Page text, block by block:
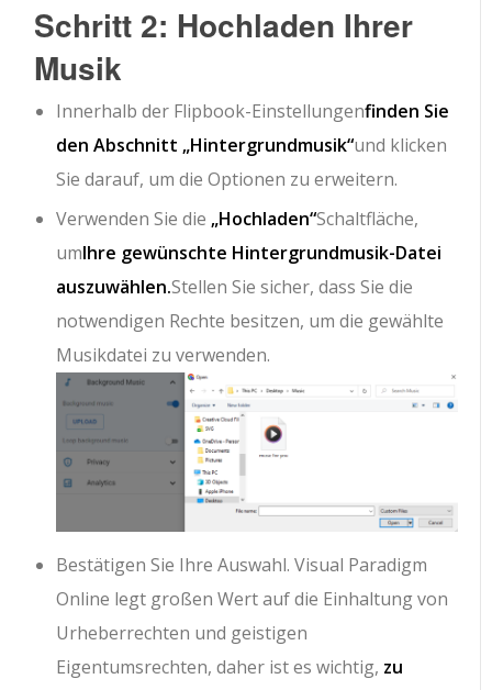
Schritt 2: Hochladen Ihrer
Musik
Innerhalb der Flipbook-Einstellungenfinden Sie
den Abschnitt „Hintergrundmusik“und klicken
Sie darauf, um die Optionen zu erweitern.
Verwenden Sie die „Hochladen“Schaltfläche,
umIhre gewünschte Hintergrundmusik-Datei
auszuwählen.Stellen Sie sicher, dass Sie die
notwendigen Rechte besitzen, um die gewählte
Musikdatei zu verwenden.
Bestätigen Sie Ihre Auswahl. Visual Paradigm
Online legt großen Wert auf die Einhaltung von
Urheberrechten und geistigen
Eigentumsrechten, daher ist es wichtig, zu